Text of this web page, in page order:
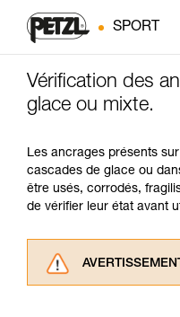
SPORT
Vérification des
glace ou mixte.
Les ancrages présents
cascades de glace ou
être usés, corrodés,
de vérifier leur état avant